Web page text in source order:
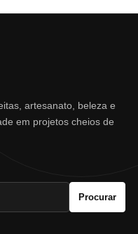
artesanato, beleza e
em projetos cheios de
Procurar